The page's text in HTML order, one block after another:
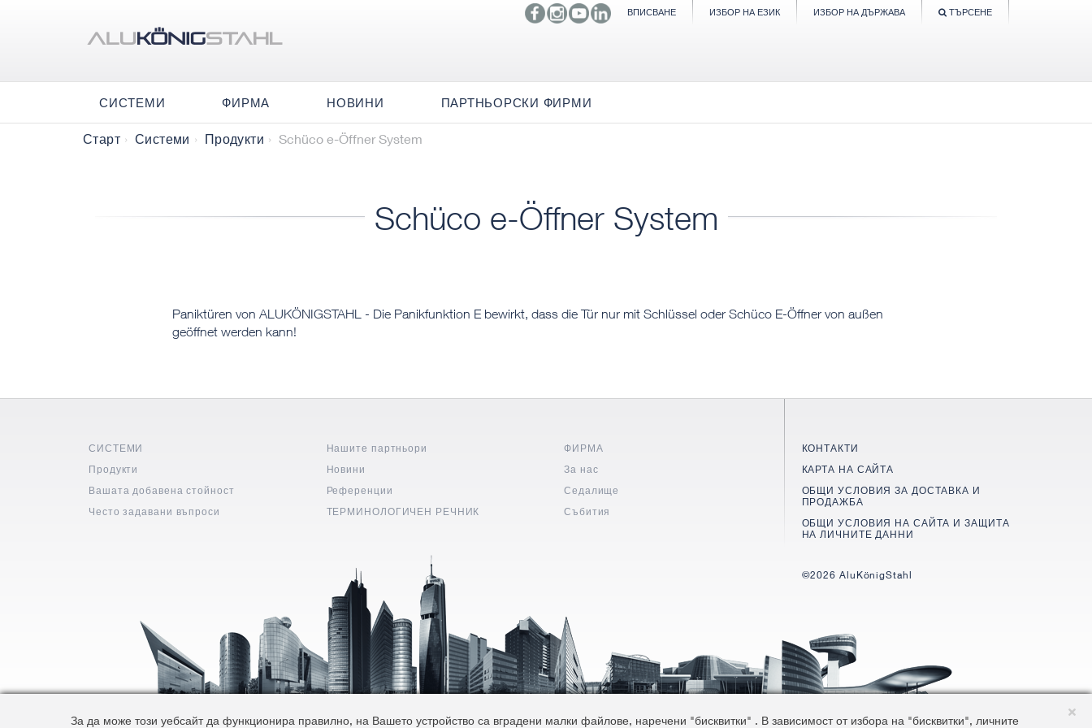
ВПИСВАНЕ ИЗБОР НА ЕЗИК ИЗБОР НА ДЪРЖАВА ТЪРСЕНЕ
СИСТЕМИ ФИРМА НОВИНИ ПАРТНЬОРСКИ ФИРМИ
Старт Системи Продукти Schüco e-Öffner System
Schüco e-Öffner System
Paniktüren von ALUKÖNIGSTAHL - Die Panikfunktion E bewirkt, dass die Tür nur mit Schlüssel oder Schüco E-Öffner von außen
geöffnet werden kann!
СИСТЕМИ
Продукти
Вашата добавена стойност
Често задавани въпроси
Нашите партньори
Новини
Референции
ТЕРМИНОЛОГИЧЕН РЕЧНИК
ФИРМА
За нас
Седалище
Събития
КОНТАКТИ
КАРТА НА САЙТА
ОБЩИ УСЛОВИЯ ЗА ДОСТАВКА И
ПРОДАЖБА
ОБЩИ УСЛОВИЯ НА САЙТА И ЗАЩИТА
НА ЛИЧНИТЕ ДАННИ
©2026 AluKönigStahl
За да може този уебсайт да функционира правилно, на Вашето устройство са вградени малки файлове, наречени "бисквитки" . В зависимост от избора на "бисквитки", личните